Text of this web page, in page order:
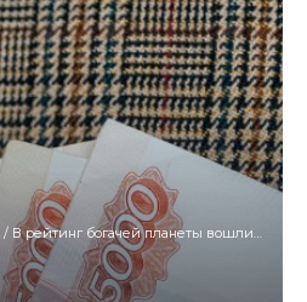
/ В рейтинг богачей планеты вошли 4 бизнесмена из Краснодарского края